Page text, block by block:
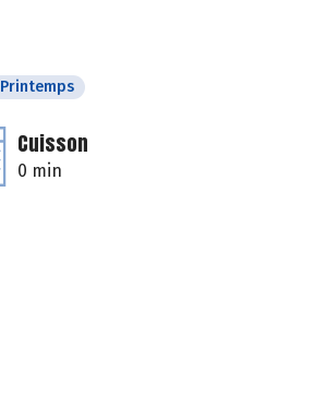
Printemps
Cuisson
0 min